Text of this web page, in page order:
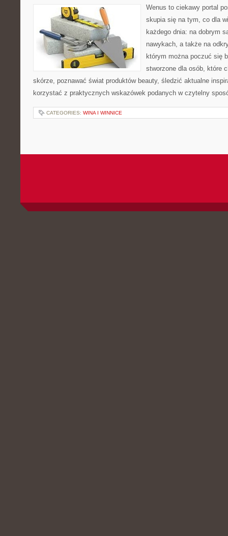
Wenus to ciekawy portal
skupia się na tym, co dla
każdego dnia: na dobrym
nawykach, a także na
którym można poczuć się
stworzone dla osób, które
skórze, poznawać świat produktów beauty, śledzić aktualne
korzystać z praktycznych wskazówek podanych w czytelny
CATEGORIES: WINA I WINNICE